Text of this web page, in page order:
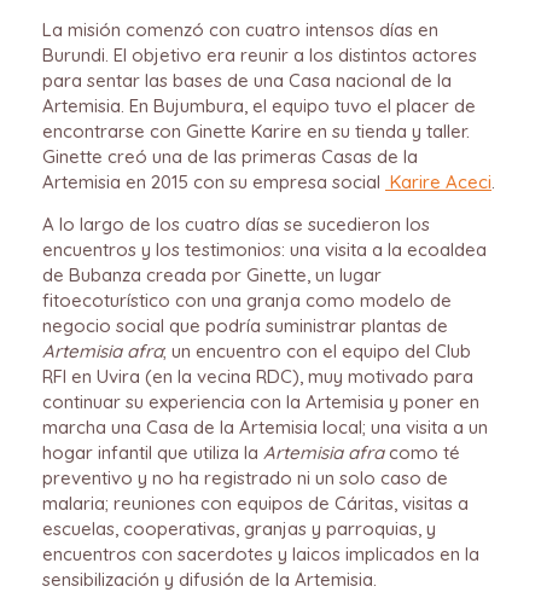
La misión comenzó con cuatro intensos días en
Burundi. El objetivo era reunir a los distintos actores
para sentar las bases de una Casa nacional de la
Artemisia. En Bujumbura, el equipo tuvo el placer de
encontrarse con Ginette Karire en su tienda y taller.
Ginette creó una de las primeras Casas de la
Artemisia en 2015 con su empresa social Karire Aceci.
A lo largo de los cuatro días se sucedieron los
encuentros y los testimonios: una visita a la ecoaldea
de Bubanza creada por Ginette, un lugar
fitoecoturístico con una granja como modelo de
negocio social que podría suministrar plantas de
Artemisia afra; un encuentro con el equipo del Club
RFI en Uvira (en la vecina RDC), muy motivado para
continuar su experiencia con la Artemisia y poner en
marcha una Casa de la Artemisia local; una visita a un
hogar infantil que utiliza la Artemisia afracomo té
preventivo y no ha registrado ni un solo caso de
malaria; reuniones con equipos de Cáritas, visitas a
escuelas, cooperativas, granjas y parroquias, y
encuentros con sacerdotes y laicos implicados en la
sensibilización y difusión de la Artemisia.